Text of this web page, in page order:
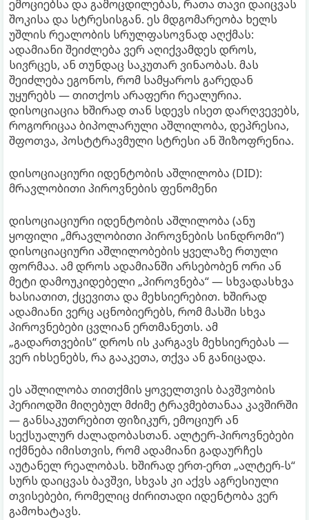
ემოციებსა და გამოცდილებას, რათა თავი დაიცვას
შოკისა და სტრესისგან. ეს მდგომარეობა ხელს
უშლის რეალობის სრულფასოვნად აღქმას:
ადამიანი შეიძლება ვერ აღიქვამდეს დროს,
სივრცეს, ან თუნდაც საკუთარ ვინაობას. მას
შეიძლება ეგონოს, რომ სამყაროს გარედან
უყურებს — თითქოს არაფერი რეალურია.
დისოციაცია ხშირად თან სდევს ისეთ დარღვევებს,
როგორიცაა ბიპოლარული აშლილობა, დეპრესია,
შფოთვა, პოსტტრავმული სტრესი ან შიზოფრენია.
დისოციაციური იდენტობის აშლილობა (DID):
მრავლობითი პიროვნების ფენომენი
დისოციაციური იდენტობის აშლილობა (ანუ
ყოფილი „მრავლობითი პიროვნების სინდრომი“)
დისოციაციური აშლილობების ყველაზე რთული
ფორმაა. ამ დროს ადამიანში არსებობენ ორი ან
მეტი დამოუკიდებელი „პიროვნება“ — სხვადასხვა
ხასიათით, ქცევითა და მეხსიერებით. ხშირად
ადამიანი ვერც აცნობიერებს, რომ მასში სხვა
პიროვნებები ცვლიან ერთმანეთს. ამ
„გადართვების“ დროს ის კარგავს მეხსიერებას —
ვერ იხსენებს, რა გააკეთა, თქვა ან განიცადა.
ეს აშლილობა თითქმის ყოველთვის ბავშვობის
პერიოდში მიღებულ მძიმე ტრავმებთანაა კავშირში
— განსაკუთრებით ფიზიკურ, ემოციურ ან
სექსუალურ ძალადობასთან. ალტერ-პიროვნებები
იქმნება იმისთვის, რომ ადამიანი გადაურჩეს
აუტანელ რეალობას. ხშირად ერთ-ერთ „ალტერ-ს“
სურს დაიცვას ბავშვი, სხვას კი აქვს აგრესიული
თვისებები, რომელიც ძირითადი იდენტობა ვერ
გამოხატავს.